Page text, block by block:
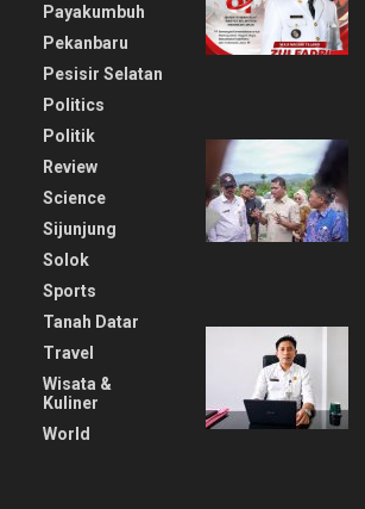
Payakumbuh
Pekanbaru
Pesisir Selatan
Politics
Politik
Review
Science
Sijunjung
Solok
Sports
Tanah Datar
Travel
Wisata &
Kuliner
World